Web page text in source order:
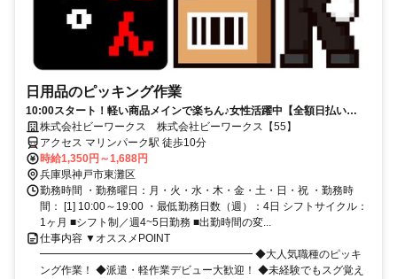
日用品のピッキング作業
10:00スタート！軽い商品メインで楽ちん♪女性活躍中【全額日払い
OK】株式会社ビーワークス 株式会社ビーワークス【55】
アクセス マリンパーク駅 徒歩10分
時給1,350円～1,688円
兵庫県神戸市東灘区
勤務時間 ・勤務曜日：月・火・水・木・金・土・日・祝 ・勤務時
間： [1] 10:00～19:00 ・最低勤務日数（週）：4日 シフトサイクル：
1ヶ月 ■シフト制／週4~5日勤務 ■出勤時間の変...
仕事内容 ▼オススメPOINT
━━━━━━━━━━━━━━━━━━━━ ◆大人気職種のピッキ
ング作業！ ◆派遣・軽作業デビュー大歓迎！ ◆未経験でもスグ覚え